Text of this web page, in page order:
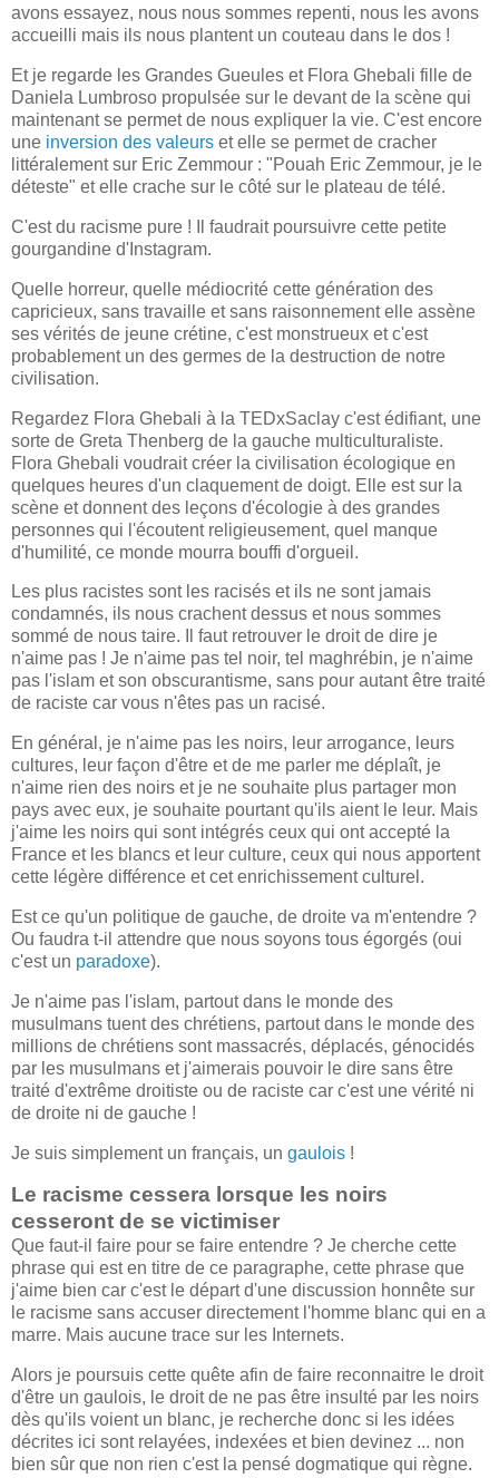
avons essayez, nous nous sommes repenti, nous les avons
accueilli mais ils nous plantent un couteau dans le dos !
Et je regarde les Grandes Gueules et Flora Ghebali fille de
Daniela Lumbroso propulsée sur le devant de la scène qui
maintenant se permet de nous expliquer la vie. C'est encore
une inversion des valeurs et elle se permet de cracher
littéralement sur Eric Zemmour : "Pouah Eric Zemmour, je le
déteste" et elle crache sur le côté sur le plateau de télé.
C'est du racisme pure ! Il faudrait poursuivre cette petite
gourgandine d'Instagram.
Quelle horreur, quelle médiocrité cette génération des
capricieux, sans travaille et sans raisonnement elle assène
ses vérités de jeune crétine, c'est monstrueux et c'est
probablement un des germes de la destruction de notre
civilisation.
Regardez Flora Ghebali à la TEDxSaclay c'est édifiant, une
sorte de Greta Thenberg de la gauche multiculturaliste.
Flora Ghebali voudrait créer la civilisation écologique en
quelques heures d'un claquement de doigt. Elle est sur la
scène et donnent des leçons d'écologie à des grandes
personnes qui l'écoutent religieusement, quel manque
d'humilité, ce monde mourra bouffi d'orgueil.
Les plus racistes sont les racisés et ils ne sont jamais
condamnés, ils nous crachent dessus et nous sommes
sommé de nous taire. Il faut retrouver le droit de dire je
n'aime pas ! Je n'aime pas tel noir, tel maghrébin, je n'aime
pas l'islam et son obscurantisme, sans pour autant être traité
de raciste car vous n'êtes pas un racisé.
En général, je n'aime pas les noirs, leur arrogance, leurs
cultures, leur façon d'être et de me parler me déplaît, je
n'aime rien des noirs et je ne souhaite plus partager mon
pays avec eux, je souhaite pourtant qu'ils aient le leur. Mais
j'aime les noirs qui sont intégrés ceux qui ont accepté la
France et les blancs et leur culture, ceux qui nous apportent
cette légère différence et cet enrichissement culturel.
Est ce qu'un politique de gauche, de droite va m'entendre ?
Ou faudra t-il attendre que nous soyons tous égorgés (oui
c'est un paradoxe).
Je n'aime pas l'islam, partout dans le monde des
musulmans tuent des chrétiens, partout dans le monde des
millions de chrétiens sont massacrés, déplacés, génocidés
par les musulmans et j'aimerais pouvoir le dire sans être
traité d'extrême droitiste ou de raciste car c'est une vérité ni
de droite ni de gauche !
Je suis simplement un français, un gaulois !
Le racisme cessera lorsque les noirs
cesseront de se victimiser
Que faut-il faire pour se faire entendre ? Je cherche cette
phrase qui est en titre de ce paragraphe, cette phrase que
j'aime bien car c'est le départ d'une discussion honnête sur
le racisme sans accuser directement l'homme blanc qui en a
marre. Mais aucune trace sur les Internets.
Alors je poursuis cette quête afin de faire reconnaitre le droit
d'être un gaulois, le droit de ne pas être insulté par les noirs
dès qu'ils voient un blanc, je recherche donc si les idées
décrites ici sont relayées, indexées et bien devinez ... non
bien sûr que non rien c'est la pensé dogmatique qui règne.